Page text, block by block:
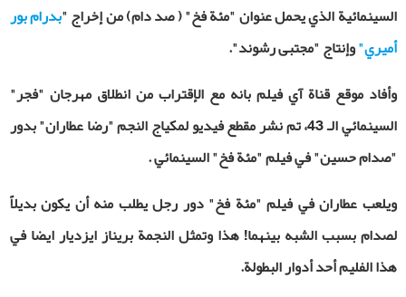
السينمائية الذي يحمل عنوان "مئة فخ" ( صد دام) من إخراج "بدرام بور
أميري"وإنتاج "مجتبى رشوند".
وأفاد موقع قناة آي فيلم بانه مع الإقتراب من انطلاق مهرجان "فجر"
السينمائي الـ 43، تم نشر مقطع فيديو لمكياج النجم "رضا عطاران" بدور
"صدام حسين" في فيلم "مئة فخ" السينمائي .
ويلعب عطاران في فيلم "مئة فخ" دور رجل يطلب منه أن يكون بديلاً
لصدام بسبب الشبه بينهما! هذا وتمثل النجمة بريناز ايزديار ايضا في
هذا الفليم أحد أدوار البطولة.